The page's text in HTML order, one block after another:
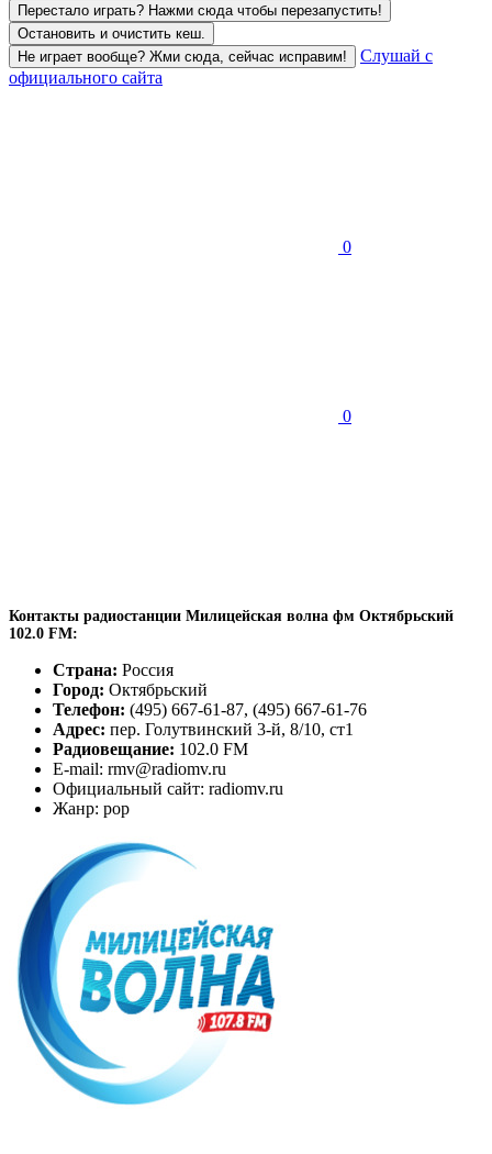
Перестало играть? Нажми сюда чтобы перезапустить!
Остановить и очистить кеш.
Не играет вообще? Жми сюда, сейчас исправим!
Слушай с
официального сайта
0
0
Контакты радиостанции Милицейская волна фм Октябрьский
102.0 FM:
Страна: Россия
Город: Октябрьский
Телефон: (495) 667-61-87, (495) 667-61-76
Адрес: пер. Голутвинский 3-й, 8/10, ст1
Радиовещание: 102.0 FM
E-mail: rmv@radiomv.ru
Официальный сайт: radiomv.ru
Жанр: pop